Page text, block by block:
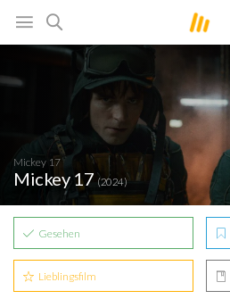
Mickey 17
Mickey 17 (2024)
Gesehen
Lieblingsfilm